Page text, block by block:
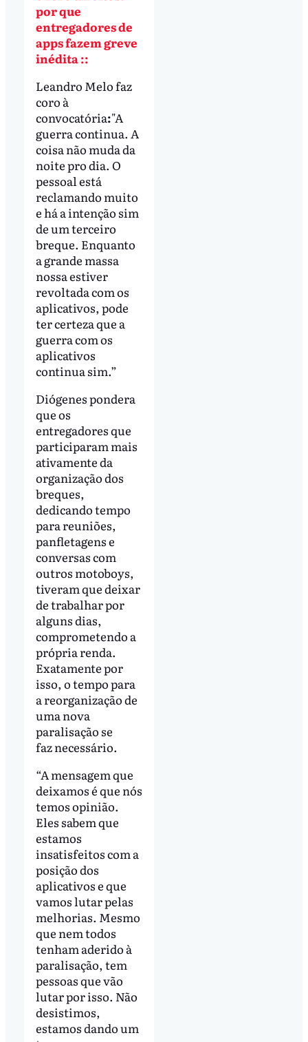
por que
entregadores de
apps fazem greve
inédita ::
Leandro Melo faz
coro à
convocatória:"A
guerra continua. A
coisa não muda da
noite pro dia. O
pessoal está
reclamando muito
e há a intenção sim
de um terceiro
breque. Enquanto
a grande massa
nossa estiver
revoltada com os
aplicativos, pode
ter certeza que a
guerra com os
aplicativos
continua sim.”
Diógenes pondera
que os
entregadores que
participaram mais
ativamente da
organização dos
breques,
dedicando tempo
para reuniões,
panfletagens e
conversas com
outros motoboys,
tiveram que deixar
de trabalhar por
alguns dias,
comprometendo a
própria renda.
Exatamente por
isso, o tempo para
a reorganização de
uma nova
paralisação se
faz necessário.
“A mensagem que
deixamos é que nós
temos opinião.
Eles sabem que
estamos
insatisfeitos com a
posição dos
aplicativos e que
vamos lutar pelas
melhorias. Mesmo
que nem todos
tenham aderido à
paralisação, tem
pessoas que vão
lutar por isso. Não
desistimos,
estamos dando um